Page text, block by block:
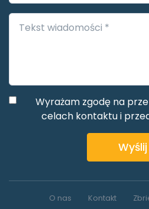
Wyrażam zgodę na
celach kontaktu i
Wyślij
O nas Kontakt